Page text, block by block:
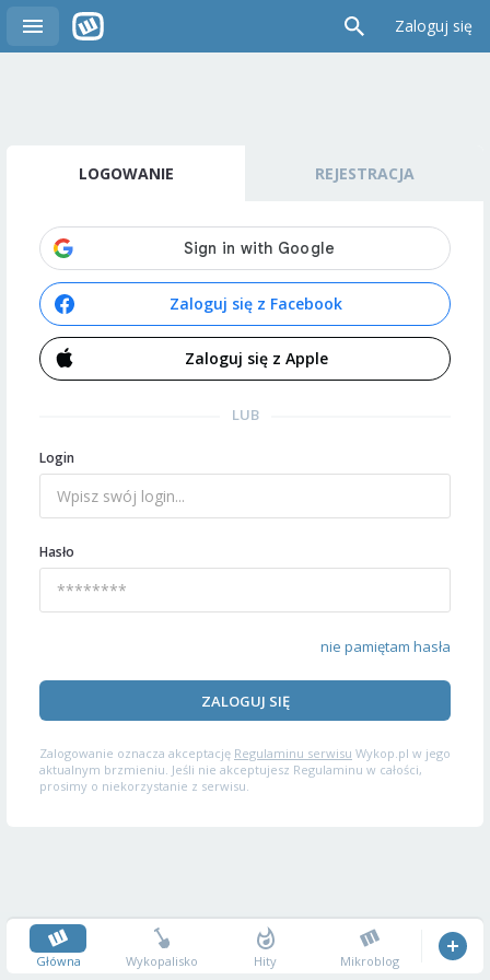
Zaloguj się
LOGOWANIE REJESTRACJA
Zaloguj się z Facebook
Zaloguj się z Apple
LUB
Login
Hasło
nie pamiętam hasła
ZALOGUJ SIĘ
Zalogowanie oznacza akceptację Regulaminu serwisu Wykop.pl w jego
aktualnym brzmieniu. Jeśli nie akceptujesz Regulaminu w całości,
prosimy o niekorzystanie z serwisu.
Główna Wykopalisko Hity Mikroblog